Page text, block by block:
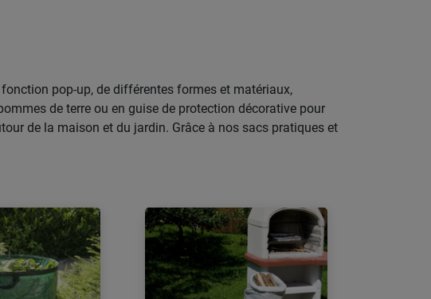
pop-up, de différentes formes et matériaux,
de terre ou en guise de protection décorative pour
de la maison et du jardin. Grâce à nos sacs pratiques et